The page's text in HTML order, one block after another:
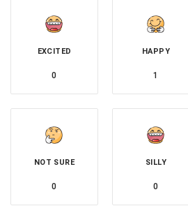
壽，子孫萬代平安吉祥，富貴昌盛！
EXCITED
0
HAPPY
1
NOT SURE
0
SILLY
0